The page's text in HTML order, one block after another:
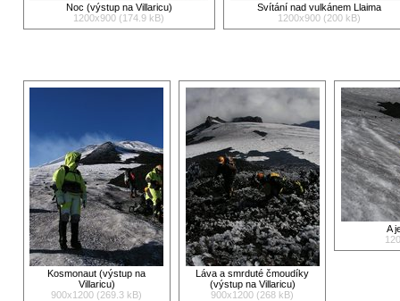
Noc (výstup na Villaricu)
1200x900 (174.9 kB)
Svítání nad vulkánem Llaima
1200x900 (200 kB)
Kosmonaut (výstup na
Villaricu)
900x1200 (269.3 kB)
Láva a smrduté čmoudíky
(výstup na Villaricu)
900x1200 (268 kB)
A